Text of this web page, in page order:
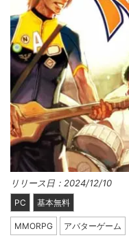
リリース日：2024/12/10
PC 基本無料
MMORPG アバターゲーム